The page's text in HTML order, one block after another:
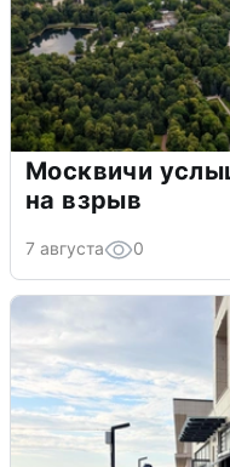
Москвичи
на взрыв
7 августа 0